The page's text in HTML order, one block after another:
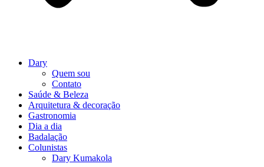
Dary
Quem sou
Contato
Saúde & Beleza
Arquitetura & decoração
Gastronomia
Dia a dia
Badalação
Colunistas
Dary Kumakola